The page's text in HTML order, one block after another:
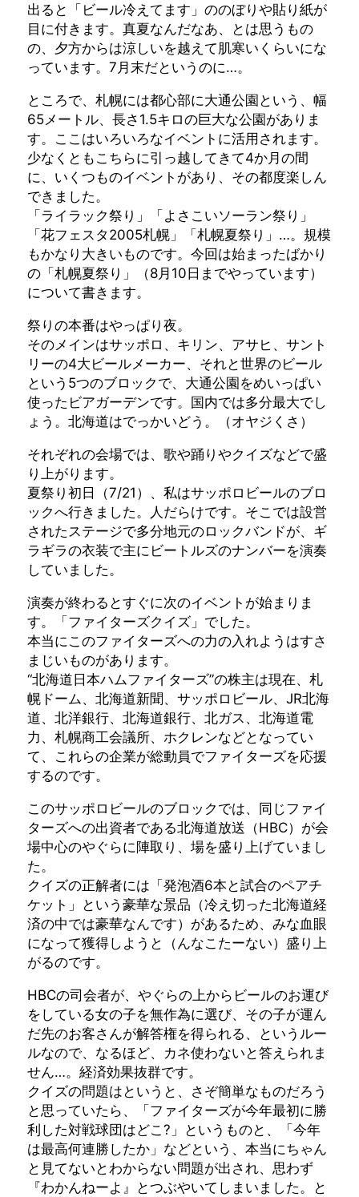
出ると「ビール冷えてます」ののぼりや貼り紙が
目に付きます。真夏なんだなあ、とは思うもの
の、夕方からは涼しいを越えて肌寒いくらいにな
っています。7月末だというのに…。
ところで、札幌には都心部に大通公園という、幅
65メートル、長さ1.5キロの巨大な公園がありま
す。ここはいろいろなイベントに活用されます。
少なくともこちらに引っ越してきて4か月の間
に、いくつものイベントがあり、その都度楽しん
できました。
「ライラック祭り」「よさこいソーラン祭り」
「花フェスタ2005札幌」「札幌夏祭り」…。規模
もかなり大きいものです。今回は始まったばかり
の「札幌夏祭り」（8月10日までやっています）
について書きます。
祭りの本番はやっぱり夜。
そのメインはサッポロ、キリン、アサヒ、サント
リーの4大ビールメーカー、それと世界のビール
という5つのブロックで、大通公園をめいっぱい
使ったビアガーデンです。国内では多分最大でし
ょう。北海道はでっかいどう。（オヤジくさ）
それぞれの会場では、歌や踊りやクイズなどで盛
り上がります。
夏祭り初日（7/21）、私はサッポロビールのブロ
ックへ行きました。人だらけです。そこでは設営
されたステージで多分地元のロックバンドが、ギ
ラギラの衣装で主にビートルズのナンバーを演奏
していました。
演奏が終わるとすぐに次のイベントが始まりま
す。「ファイターズクイズ」でした。
本当にこのファイターズへの力の入れようはすさ
まじいものがあります。
“北海道日本ハムファイターズ”の株主は現在、札
幌ドーム、北海道新聞、サッポロビール、JR北海
道、北洋銀行、北海道銀行、北ガス、北海道電
力、札幌商工会議所、ホクレンなどとなってい
て、これらの企業が総動員でファイターズを応援
するのです。
このサッポロビールのブロックでは、同じファイ
ターズへの出資者である北海道放送（HBC）が会
場中心のやぐらに陣取り、場を盛り上げていまし
た。
クイズの正解者には「発泡酒6本と試合のペアチ
ケット」という豪華な景品（冷え切った北海道経
済の中では豪華なんです）があるため、みな血眼
になって獲得しようと（んなこたーない）盛り上
がるのです。
HBCの司会者が、やぐらの上からビールのお運び
をしている女の子を無作為に選び、その子が運ん
だ先のお客さんが解答権を得られる、というルー
ルなので、なるほど、カネ使わないと答えられま
せん…。経済効果抜群です。
クイズの問題はというと、さぞ簡単なものだろう
と思っていたら、「ファイターズが今年最初に勝
利した対戦球団はどこ?」というものと、「今年
は最高何連勝したか」などという、本当にちゃん
と見てないとわからない問題が出され、思わず
『わかんねーよ』とつぶやいてしまいました。と